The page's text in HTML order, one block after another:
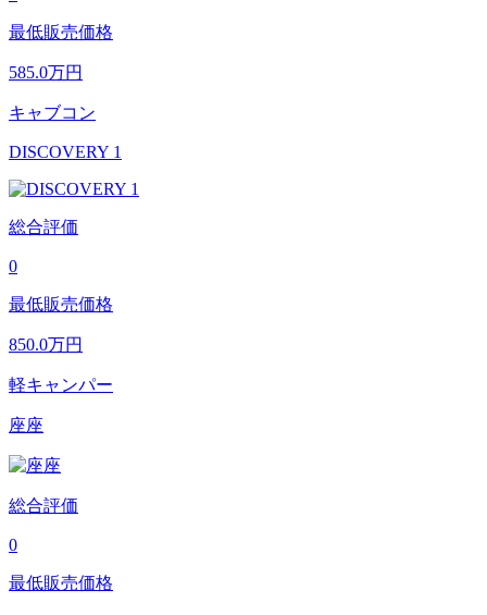
最低販売価格
585.0万円
キャブコン
DISCOVERY 1
総合評価
0
最低販売価格
850.0万円
軽キャンパー
座座
総合評価
0
最低販売価格